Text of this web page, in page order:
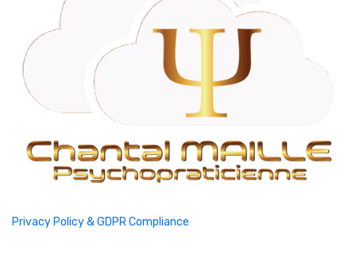
Privacy Policy & GDPR Compliance